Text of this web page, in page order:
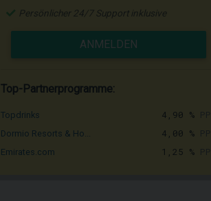
Persönlicher 24/7 Support inklusive
ANMELDEN
Top-Partnerprogramme:
Topdrinks 4,90 %
Dormio Resorts & Ho... 4,00 %
Emirates.com 1,25 %